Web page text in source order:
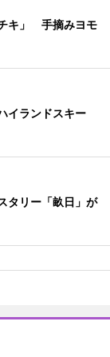
キ」 手摘みヨモ
イランドスキー
タリー「畝日」が